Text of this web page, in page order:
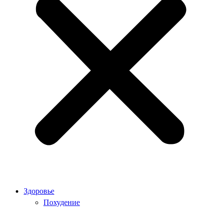
Здоровье
Похудение